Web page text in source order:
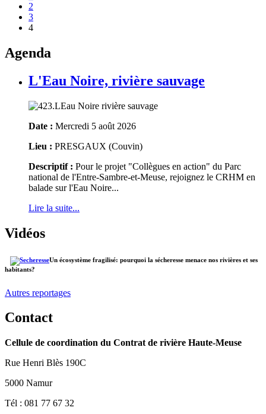
2
3
4
Agenda
L'Eau Noire, rivière sauvage
Date : Mercredi 5 août 2026
Lieu : PRESGAUX (Couvin)
Descriptif : Pour le projet "Collègues en action" du Parc
national de l'Entre-Sambre-et-Meuse, rejoignez le CRHM en
balade sur l'Eau Noire...
Lire la suite...
Vidéos
Un écosystème fragilisé: pourquoi la sécheresse menace nos rivières et ses
habitants?
Autres reportages
Contact
Cellule de coordination du Contrat de rivière Haute-Meuse
Rue Henri Blès 190C
5000 Namur
Tél : 081 77 67 32